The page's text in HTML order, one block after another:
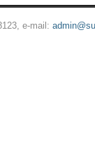
e-mail: